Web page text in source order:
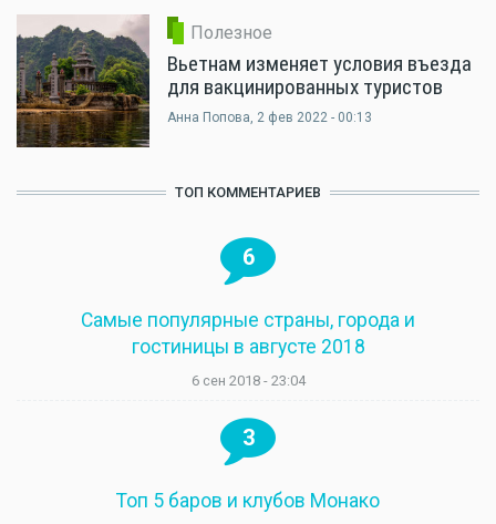
Полезное
Вьетнам изменяет условия въезда
для вакцинированных туристов
Анна Попова, 2 фев 2022 - 00:13
ТОП КОММЕНТАРИЕВ
6
Самые популярные страны, города и
гостиницы в августе 2018
6 сен 2018 - 23:04
3
Топ 5 баров и клубов Монако